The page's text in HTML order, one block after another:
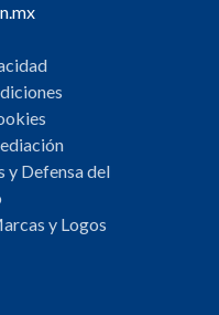
y Defensa del
y Logos